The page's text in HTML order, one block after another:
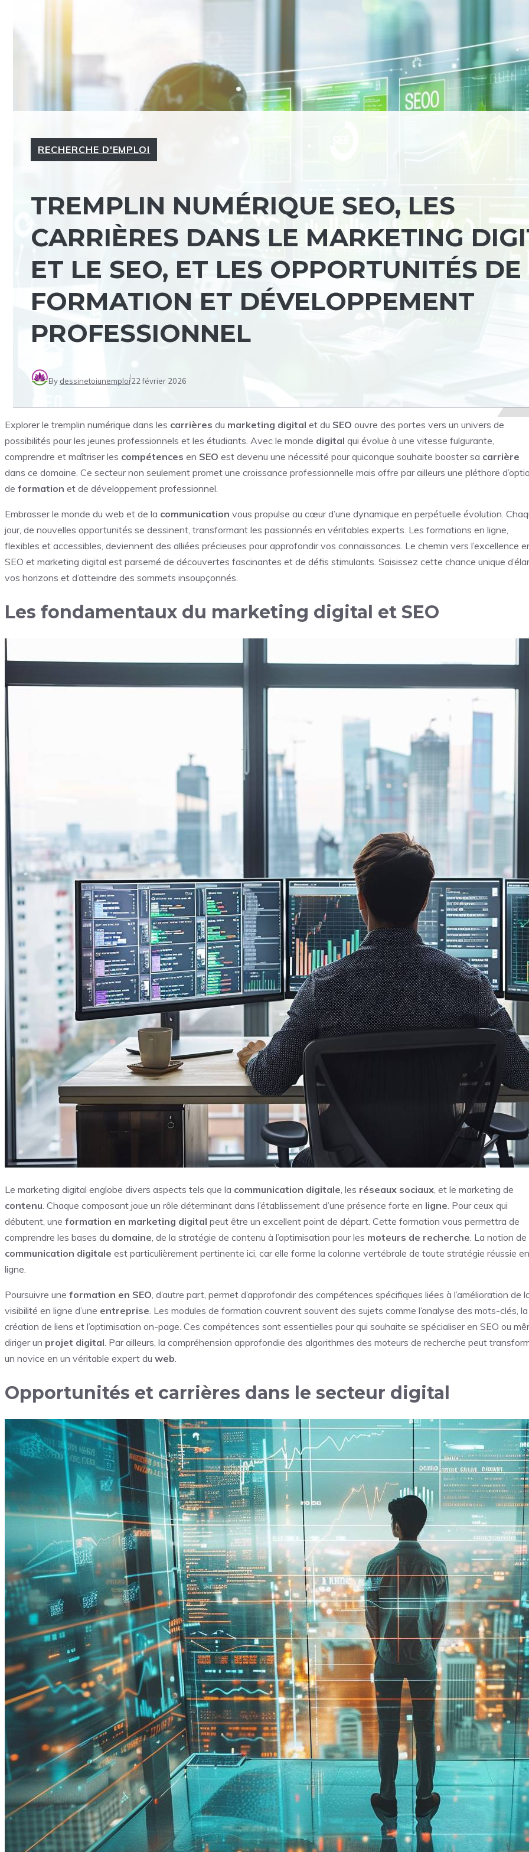
RECHERCHE D'EMPLOI
TREMPLIN NUMÉRIQUE SEO, LES
CARRIÈRES DANS LE MARKETING
ET LE SEO, ET LES OPPORTUNITÉS DE
FORMATION ET DÉVELOPPEMENT
PROFESSIONNEL
By dessinetoiunemploi22 février 2026
Explorer le tremplin numérique dans les carrières du marketing digital et du SEO ouvre des portes vers un univers de
possibilités pour les jeunes professionnels et les étudiants. Avec le monde digital qui évolue à une vitesse fulgurante,
comprendre et maîtriser les compétences en SEO est devenu une nécessité pour quiconque souhaite booster sa carrière
dans ce domaine. Ce secteur non seulement promet une croissance professionnelle mais offre par ailleurs une pléthore
de formation et de développement professionnel.
Embrasser le monde du web et de la communication vous propulse au cœur d’une dynamique en perpétuelle évolution.
jour, de nouvelles opportunités se dessinent, transformant les passionnés en véritables experts. Les formations en ligne,
flexibles et accessibles, deviennent des alliées précieuses pour approfondir vos connaissances. Le chemin vers l’excellence
SEO et marketing digital est parsemé de découvertes fascinantes et de défis stimulants. Saisissez cette chance unique
vos horizons et d’atteindre des sommets insoupçonnés.
Les fondamentaux du marketing digital et SEO
Le marketing digital englobe divers aspects tels que la communication digitale, les réseaux sociaux, et le marketing de
contenu. Chaque composant joue un rôle déterminant dans l’établissement d’une présence forte en ligne. Pour ceux qui
débutent, une formation en marketing digital peut être un excellent point de départ. Cette formation vous permettra de
comprendre les bases du domaine, de la stratégie de contenu à l’optimisation pour les moteurs de recherche. La notion de
communication digitale est particulièrement pertinente ici, car elle forme la colonne vertébrale de toute stratégie réussie en
ligne.
Poursuivre une formation en SEO, d’autre part, permet d’approfondir des compétences spécifiques liées à l’amélioration de
visibilité en ligne d’une entreprise. Les modules de formation couvrent souvent des sujets comme l’analyse des mots-clés, la
création de liens et l’optimisation on-page. Ces compétences sont essentielles pour qui souhaite se spécialiser en SEO ou
diriger un projet digital. Par ailleurs, la compréhension approfondie des algorithmes des moteurs de recherche peut
un novice en un véritable expert du web.
Opportunités et carrières dans le secteur digital